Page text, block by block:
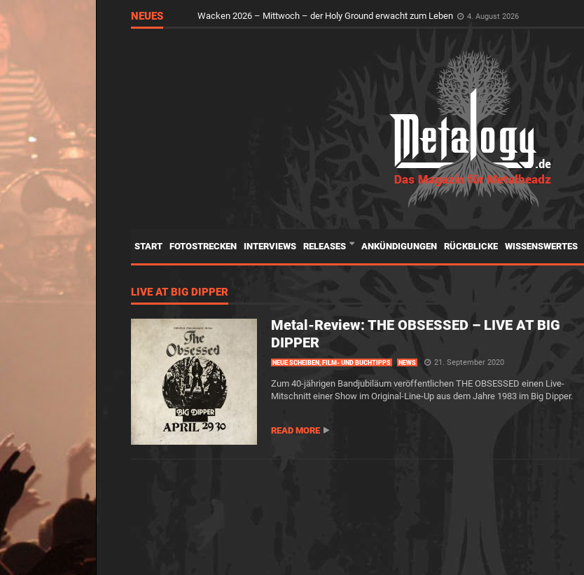
NEUES
Wacken 2026 – Mittwoch – der Holy Ground erwacht zum Leben
RUNGHOLT – Virtuelle Kunst feiert Premiere auf dem Wacken Open Air 3. August 2026
START FOTOSTRECKEN INTERVIEWS RELEASES ANKÜNDIGUNGEN RÜCKBLICKE WISSENSWERTES
LIVE AT BIG DIPPER
Metal-Review: THE OBSESSED – LIVE AT BIG
DIPPER
NEUE SCHEIBEN, FILM- UND BUCHTIPPS NEWS 21. September 2020
Zum 40-jährigen Bandjubiläum veröffentlichen THE OBSESSED einen Live-
Mitschnitt einer Show im Original-Line-Up aus dem Jahre 1983 im Big Dipper.
READ MORE